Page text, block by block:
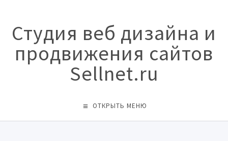
Студия веб дизайна и
продвижения сайтов
Sellnet.ru
ОТКРЫТЬ МЕНЮ